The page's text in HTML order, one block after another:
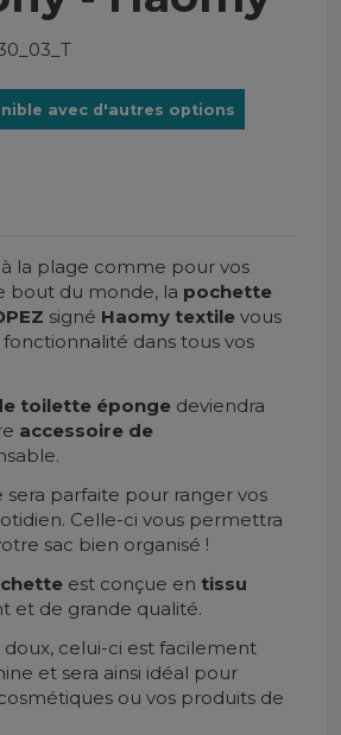
avec d'autres options
à la plage comme pour vos
bout du monde, la pochette
signé Haomy textilevous
fonctionnalité dans tous vos
toilette épongedeviendra
accessoire de
sera parfaite pour ranger vos
Celle-ci vous permettra
sac bien organisé !
est conçue en tissu
et de grande qualité.
celui-ci est facilement
et sera ainsi idéal pour
ou vos produits de